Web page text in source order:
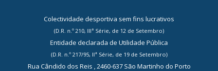
Colectividade desportiva sem fins lucrativos
(D.R. n.º 210, IIIª Série, de 12 de Setembro)
Entidade declarada de Utilidade Pública
(D.R. n.º 217/95, IIª Série, de 19 de Setembro)
Rua Cândido dos Reis , 2460-637 São Martinho do Porto